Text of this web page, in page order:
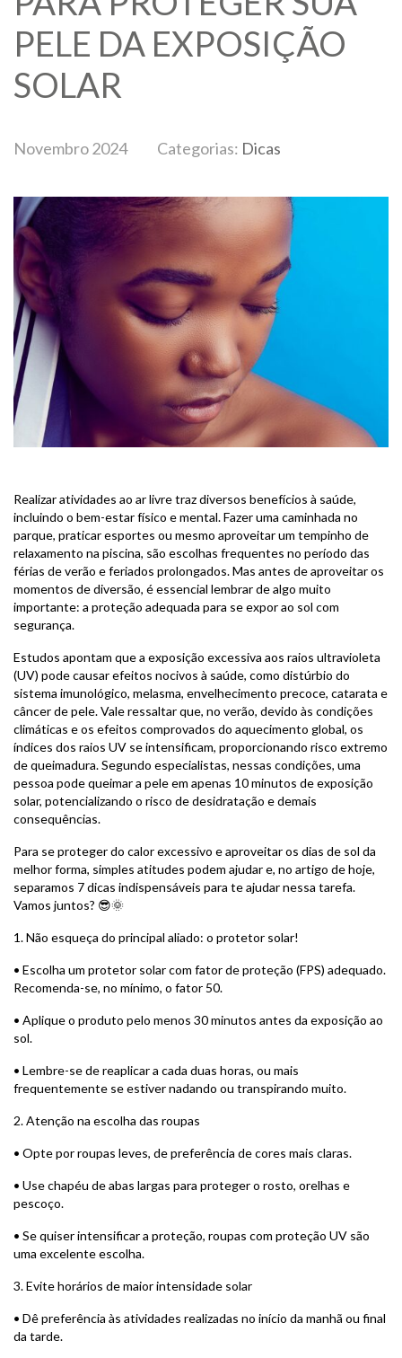
BLOG
PELE DA EXPOSIÇÃO
SOLAR
Novembro 2024 Categorias: Dicas
Realizar atividades ao ar livre traz diversos benefícios à saúde,
incluindo o bem-estar físico e mental. Fazer uma caminhada no
parque, praticar esportes ou mesmo aproveitar um tempinho de
relaxamento na piscina, são escolhas frequentes no período das
férias de verão e feriados prolongados. Mas antes de aproveitar os
momentos de diversão, é essencial lembrar de algo muito
importante: a proteção adequada para se expor ao sol com
segurança.
Estudos apontam que a exposição excessiva aos raios ultravioleta
(UV) pode causar efeitos nocivos à saúde, como distúrbio do
sistema imunológico, melasma, envelhecimento precoce, catarata e
câncer de pele. Vale ressaltar que, no verão, devido às condições
climáticas e os efeitos comprovados do aquecimento global, os
índices dos raios UV se intensificam, proporcionando risco extremo
de queimadura. Segundo especialistas, nessas condições, uma
pessoa pode queimar a pele em apenas 10 minutos de exposição
solar, potencializando o risco de desidratação e demais
consequências.
Para se proteger do calor excessivo e aproveitar os dias de sol da
melhor forma, simples atitudes podem ajudar e, no artigo de hoje,
separamos 7 dicas indispensáveis para te ajudar nessa tarefa.
Vamos juntos? 😎🌞
1. Não esqueça do principal aliado: o protetor solar!
• Escolha um protetor solar com fator de proteção (FPS) adequado.
Recomenda-se, no mínimo, o fator 50.
• Aplique o produto pelo menos 30 minutos antes da exposição ao
sol.
• Lembre-se de reaplicar a cada duas horas, ou mais
frequentemente se estiver nadando ou transpirando muito.
2. Atenção na escolha das roupas
• Opte por roupas leves, de preferência de cores mais claras.
• Use chapéu de abas largas para proteger o rosto, orelhas e
pescoço.
• Se quiser intensificar a proteção, roupas com proteção UV são
uma excelente escolha.
3. Evite horários de maior intensidade solar
• Dê preferência às atividades realizadas no início da manhã ou final
da tarde.